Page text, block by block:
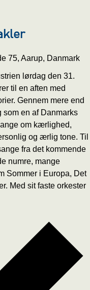
75, Aarup, Danmark
lørdag den 31.
til en aften med
Gennem mere end
som en af Danmarks
om kærlighed,
og ærlig tone. Til
fra det kommende
numre, mange
Sommer i Europa, Det
Med sit faste orkester